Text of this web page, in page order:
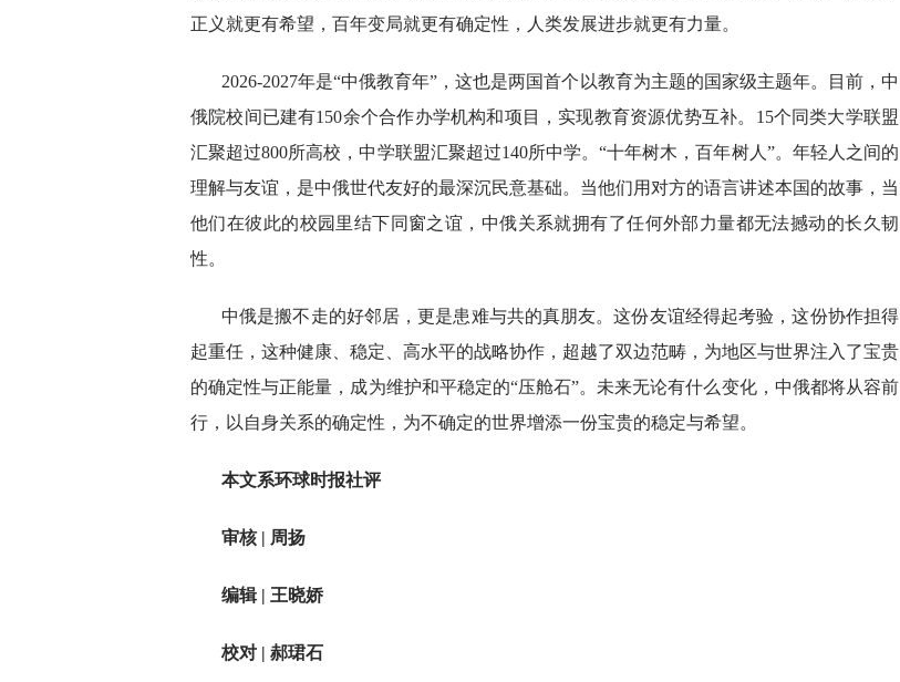
正义就更有希望，百年变局就更有确定性，人类发展进步就更有力量。
2026-2027年是“中俄教育年”，这也是两国首个以教育为主题的国家级主题年。目前，中
俄院校间已建有150余个合作办学机构和项目，实现教育资源优势互补。15个同类大学联盟
汇聚超过800所高校，中学联盟汇聚超过140所中学。“十年树木，百年树人”。年轻人之间的
理解与友谊，是中俄世代友好的最深沉民意基础。当他们用对方的语言讲述本国的故事，当
他们在彼此的校园里结下同窗之谊，中俄关系就拥有了任何外部力量都无法撼动的长久韧
性。
中俄是搬不走的好邻居，更是患难与共的真朋友。这份友谊经得起考验，这份协作担得
起重任，这种健康、稳定、高水平的战略协作，超越了双边范畴，为地区与世界注入了宝贵
的确定性与正能量，成为维护和平稳定的“压舱石”。未来无论有什么变化，中俄都将从容前
行，以自身关系的确定性，为不确定的世界增添一份宝贵的稳定与希望。
本文系环球时报社评
审核 | 周扬
编辑 | 王晓娇
校对 | 郝珺石